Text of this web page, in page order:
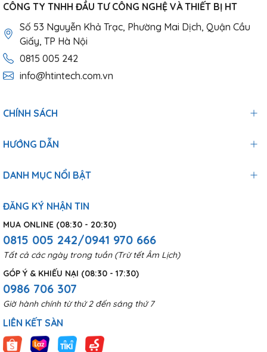
CÔNG TY TNHH ĐẦU TƯ CÔNG NGHỆ VÀ THIẾT BỊ HT
Số 53 Nguyễn Khả Trạc, Phường Mai Dịch, Quận Cầu
Giấy, TP Hà Nội
0815 005 242
info@htintech.com.vn
CHÍNH SÁCH
HƯỚNG DẪN
DANH MỤC NỔI BẬT
ĐĂNG KÝ NHẬN TIN
MUA ONLINE (08:30 - 20:30)
0815 005 242/0941 970 666
Tất cả các ngày trong tuần (Trừ tết Âm Lịch)
GÓP Ý & KHIẾU NẠI (08:30 - 17:30)
0986 706 307
Giờ hành chính từ thứ 2 đến sáng thứ 7
LIÊN KẾT SÀN